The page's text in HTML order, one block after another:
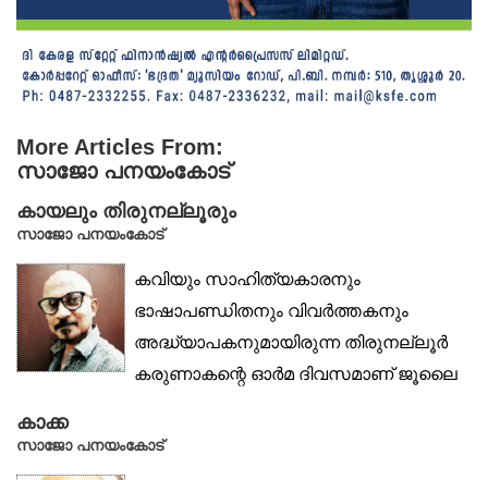
More Articles From:
സാജോ പനയംകോട്
കായലും തിരുനല്ലൂരും
സാജോ പനയംകോട്
കവിയും സാഹിത്യകാരനും
ഭാഷാപണ്ഡിതനും വിവർത്തകനും
അദ്ധ്യാപകനുമായിരുന്ന തിരുനല്ലൂർ
കരുണാകന്റെ ഓർമ ദിവസമാണ് ജൂലൈ
കാക്ക
സാജോ പനയംകോട്